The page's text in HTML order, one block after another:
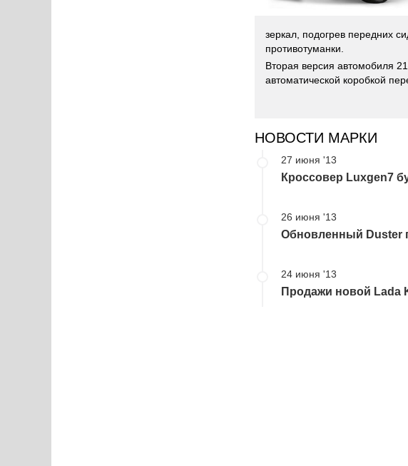
зеркал, подогрев передних
противотуманки.
Вторая версия автомобиля
автоматической коробкой
НОВОСТИ МАРКИ
27 июня '13
Кроссовер Luxgen7
26 июня '13
Обновленный Duster
24 июня '13
Продажи новой Lada